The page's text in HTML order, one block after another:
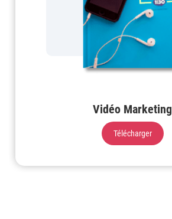
Vidéo Marketing
Télécharger